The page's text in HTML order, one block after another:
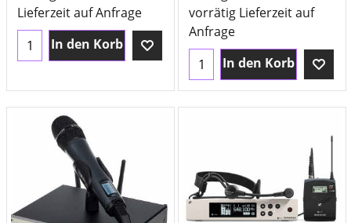
Lieferzeit auf Anfrage
In den Korb
vorrätig Lieferzeit auf
Anfrage
In den Korb